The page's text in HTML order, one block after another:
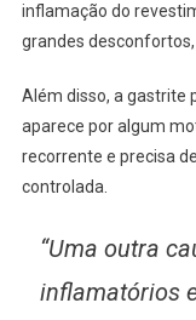
inflamação do
grandes
Além disso, a gastrite
aparece por algum
recorrente e precisa
controlada.
“Uma outra
inflamatórios